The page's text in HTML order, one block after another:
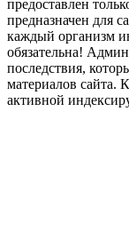
предоставлен
предназначен для
каждый организм
обязательна!
последствия,
материалов сайта.
активной